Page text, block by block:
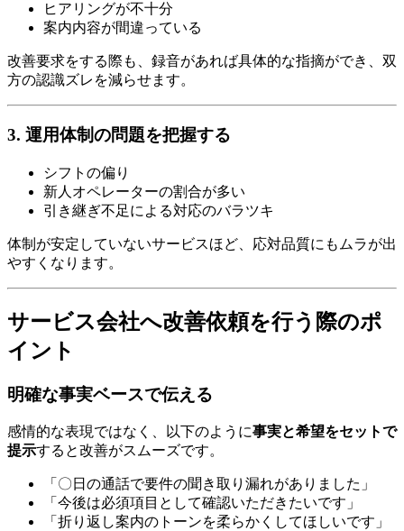
ヒアリングが不十分
案内内容が間違っている
改善要求をする際も、録音があれば具体的な指摘ができ、双
方の認識ズレを減らせます。
3. 運用体制の問題を把握する
シフトの偏り
新人オペレーターの割合が多い
引き継ぎ不足による対応のバラツキ
体制が安定していないサービスほど、応対品質にもムラが出
やすくなります。
サービス会社へ改善依頼を行う際のポ
イント
明確な事実ベースで伝える
感情的な表現ではなく、以下のように事実と希望をセットで
提示すると改善がスムーズです。
「〇日の通話で要件の聞き取り漏れがありました」
「今後は必須項目として確認いただきたいです」
「折り返し案内のトーンを柔らかくしてほしいです」